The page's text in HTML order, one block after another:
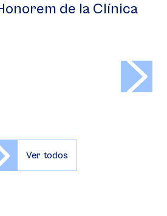
de la Clínica
Ver todos